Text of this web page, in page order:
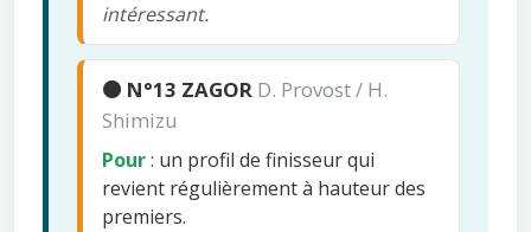
intéressant.
🟠 N°13 ZAGOR D. Provost / H.
Shimizu
Pour: un profil de finisseur qui
revient régulièrement à hauteur des
premiers.